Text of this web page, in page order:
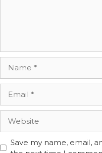
Save my name, email,